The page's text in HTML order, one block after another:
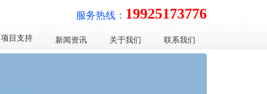
服务热线： 19925173776
项目支持 新闻资讯 关于我们 联系我们